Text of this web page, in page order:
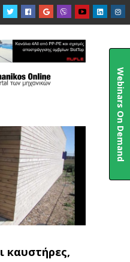

καυστήρες,
Webinars On Demand